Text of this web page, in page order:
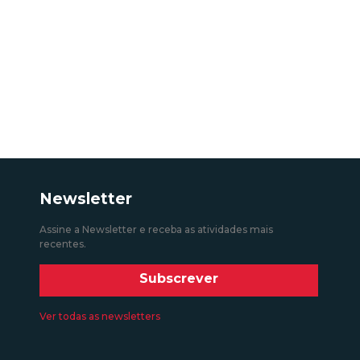
Newsletter
Assine a Newsletter e receba as atividades mais
recentes.
Subscrever
Ver todas as newsletters